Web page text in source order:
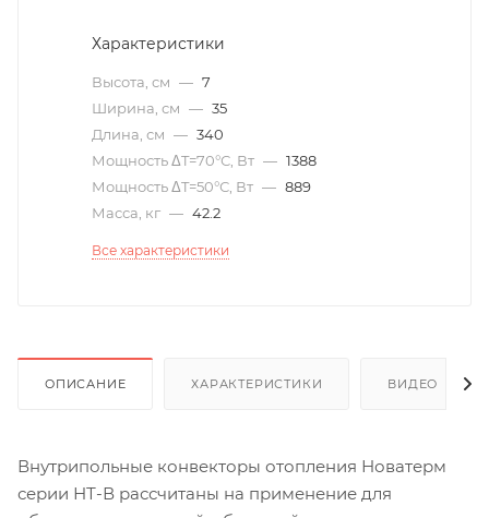
Характеристики
Высота, см — 7
Ширина, см — 35
Длина, см — 340
Мощность ΔT=70°С, Вт — 1388
Мощность ΔT=50°С, Вт — 889
Масса, кг — 42.2
Все характеристики
ОПИСАНИЕ ХАРАКТЕРИСТИКИ ВИДЕО (6)
Внутрипольные конвекторы отопления Новатерм
серии НТ-В рассчитаны на применение для